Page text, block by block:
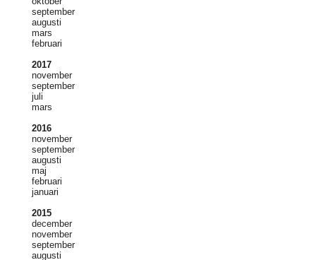
september
augusti
mars
februari
2017
november
september
juli
mars
2016
november
september
augusti
maj
februari
januari
2015
december
november
september
augusti